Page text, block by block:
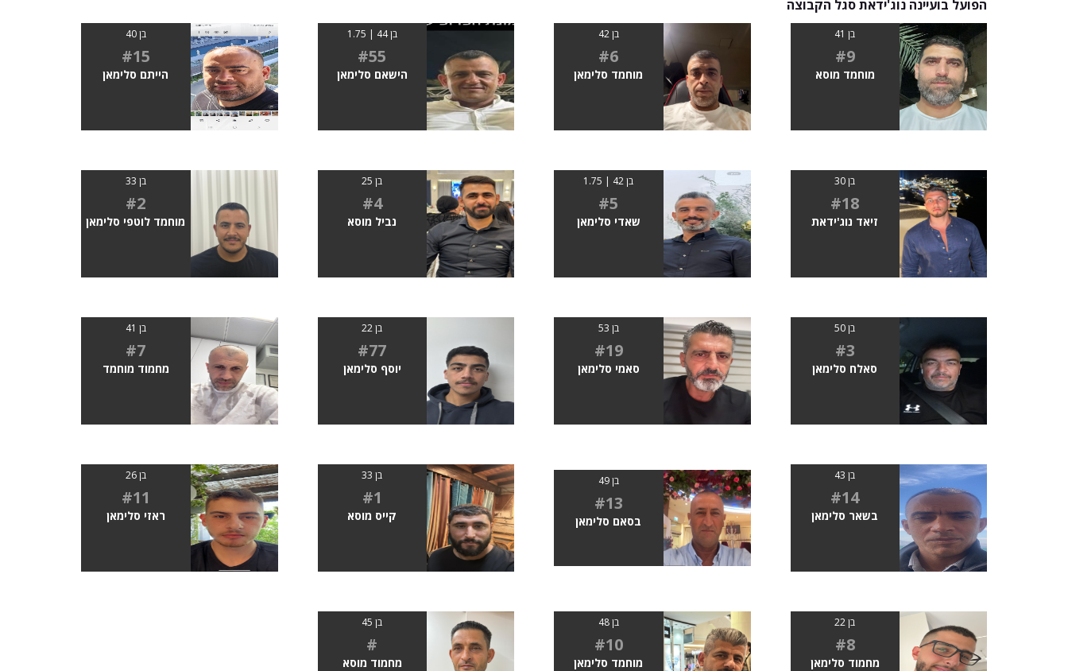
הפועל בועיינה נוג'ידאת סגל הקבוצה
בן 41
#9
מוחמד מוסא
בן 42
#6
מוחמד סלימאן
בן 44 | 1.75
#55
הישאם סלימאן
בן 40
#15
הייתם סלימאן
בן 30
#18
זיאד נוג'ידאת
בן 42 | 1.75
#5
שאדי סלימאן
בן 25
#4
נביל מוסא
בן 33
#2
מוחמד לוטפי סלימאן
בן 50
#3
סאלח סלימאן
בן 53
#19
סאמי סלימאן
בן 22
#77
יוסף סלימאן
בן 41
#7
מחמוד מוחמד
בן 43
#14
בשאר סלימאן
בן 49
#13
בסאם סלימאן
בן 33
#1
קייס מוסא
בן 26
#11
ראזי סלימאן
בן 22
#8
מחמוד סלימאן
בן 48
#10
מוחמד סלימאן
בן 45
#
מחמוד מוסא